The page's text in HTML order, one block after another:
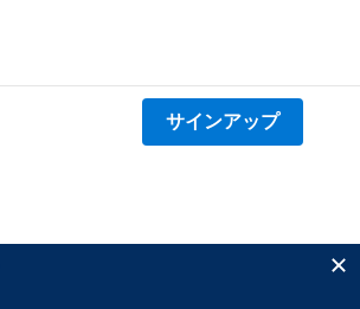
サインアップ